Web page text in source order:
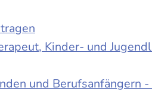
Kinder- und
und Berufsanfängern